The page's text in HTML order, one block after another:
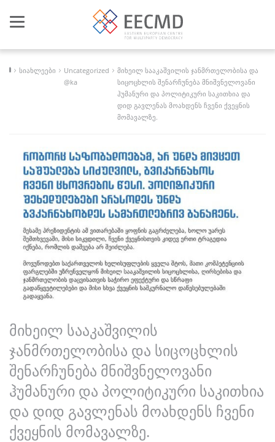
Toggle
სიახლეები
Uncategorized
@ka
მიხეილ სააკაშვილის ჯანმრთელობისა და
სიცოცხლის შენარჩუნება მნიშვნელოვანი
ჰუმანური და პოლიტიკური საკითხია და
დიდ გავლენას მოახდენს ჩვენი ქვეყნის
მომავალზე.
მიხეილ სააკაშვილის
ჯანმრთელობისა და სიცოცხლის
შენარჩუნება მნიშვნელოვანი
ჰუმანური და პოლიტიკური საკითხია
და დიდ გავლენას მოახდენს ჩვენი
ქვეყნის მომავალზე.